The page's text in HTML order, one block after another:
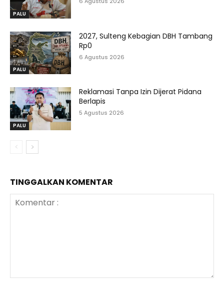
PALU
PALU
2027, Sulteng Kebagian DBH Tambang
Rp0
6 Agustus 2026
PALU
Reklamasi Tanpa Izin Dijerat Pidana
Berlapis
5 Agustus 2026
TINGGALKAN KOMENTAR